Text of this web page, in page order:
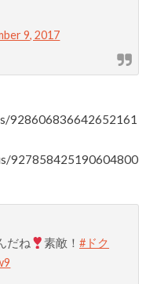
9, 2017
928606836642652161
927858425190604800
だね 素敵！#ドク